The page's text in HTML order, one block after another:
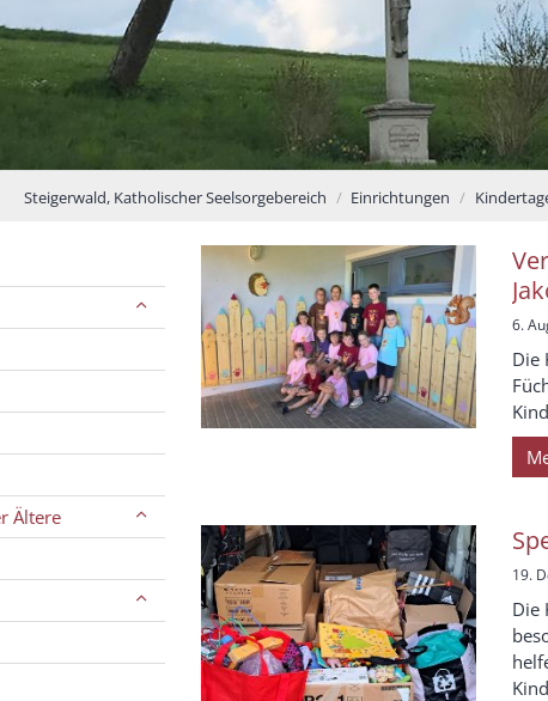
Steigerwald, Katholischer Seelsorgebereich Einrichtungen
6.
Die
19.
Die
Ältere